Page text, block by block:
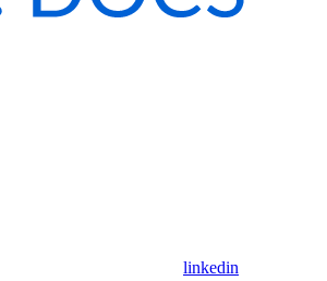
linkedin